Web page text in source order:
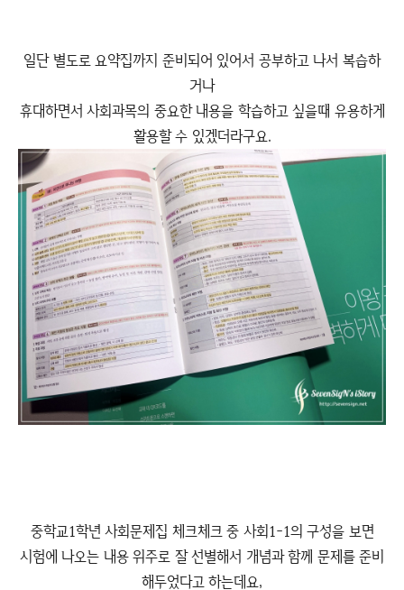
일단 별도로 요약집까지 준비되어 있어서 공부하고 나서 복습하
거나
휴대하면서 사회과목의 중요한 내용을 학습하고 싶을때 유용하게
활용할 수 있겠더라구요.
중학교1학년 사회문제집 체크체크 중 사회1-1의 구성을 보면
시험에 나오는 내용 위주로 잘 선별해서 개념과 함께 문제를 준비
해두었다고 하는데요,